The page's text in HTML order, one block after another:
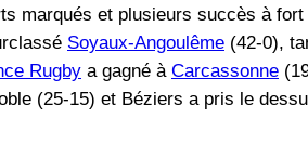
marqués et plusieurs succès à fort
Soyaux-Angoulême (42-0),
Rugby a gagné à Carcassonne
(25-15) et Béziers a pris le